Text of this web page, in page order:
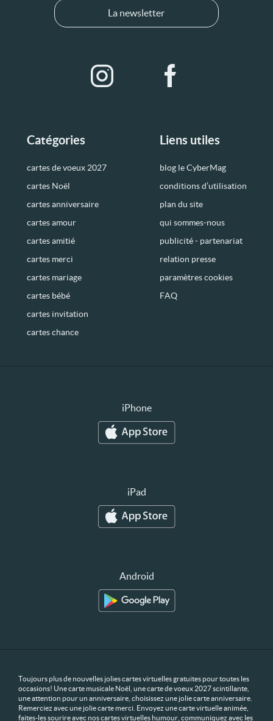
Catégories
cartes de voeux 2027
cartes Noël
cartes anniversaire
cartes amour
cartes amitié
cartes merci
cartes mariage
cartes bébé
cartes invitation
cartes chance
Liens utiles
blog le CyberMag
conditions d’utilisation
plan du site
qui sommes-nous
publicité - partenariat
relation presse
paramètres cookies
FAQ
La newsletter
iPhone
iPad
Android
Toujours plus de nouvelles jolies cartes virtuelles gratuites pour toutes les
occasions! Une carte musicale Noël, une carte de voeux 2027 scintillante,
une attention pour un anniversaire, choisissez une jolie carte anniversaire.
Remerciez avec une jolie carte merci. Envoyez une carte virtuelle animée,
faites-les sourire avec nos cartes virtuelles humour, communiquez avec les